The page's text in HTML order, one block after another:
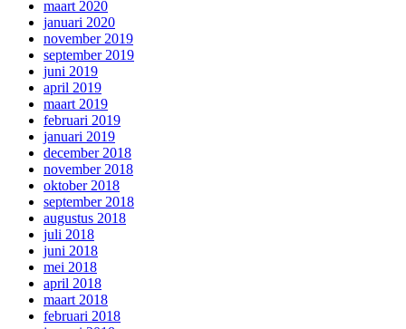
maart 2020
januari 2020
november 2019
september 2019
juni 2019
april 2019
maart 2019
februari 2019
januari 2019
december 2018
november 2018
oktober 2018
september 2018
augustus 2018
juli 2018
juni 2018
mei 2018
april 2018
maart 2018
februari 2018